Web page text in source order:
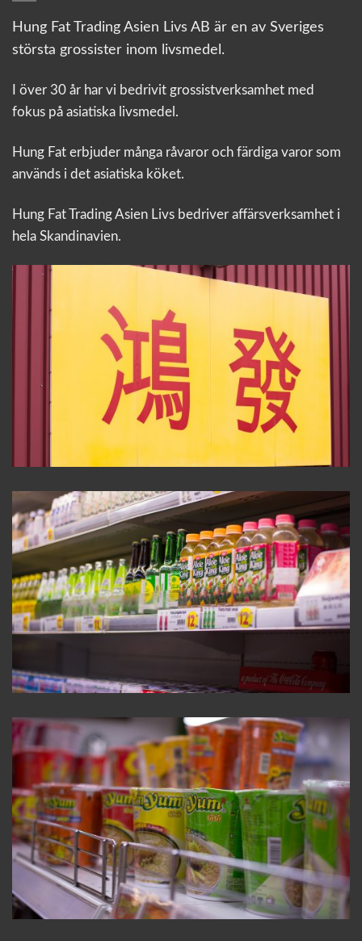
Hung Fat Trading Asien Livs AB är en av Sveriges
största grossister inom livsmedel.
I över 30 år har vi bedrivit grossistverksamhet med
fokus på asiatiska livsmedel.
Hung Fat erbjuder många råvaror och färdiga varor som
används i det asiatiska köket.
Hung Fat Trading Asien Livs bedriver affärsverksamhet i
hela Skandinavien.